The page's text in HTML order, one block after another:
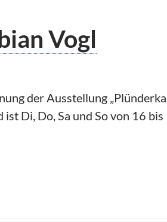
Vogl
der Ausstellung
Di, Do, Sa und So von 16